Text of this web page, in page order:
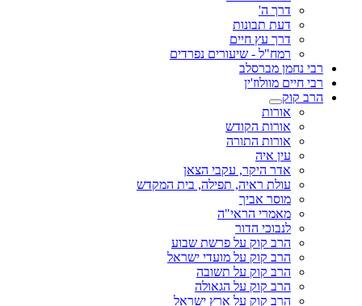
דרך ה'
דעת תבונות
דרך עץ חיים
רמח"ל - שיעורים נפרדים
רבי נחמן מברסלב
רבי חיים מוולוז'ין
הרב קוק
אורות
אורות הקודש
אורות התורה
עין איה
אדר היקר, עקבי הצאן
עולת ראיה, תפילה, בית המקדש
מוסר אביך
מאמרי הראי"ה
לנבוכי הדור
הרב קוק על פרשת שבוע
הרב קוק על מועדי ישראל
הרב קוק על תשובה
הרב קוק על הגאולה
הרב קוק על ארץ ישראל